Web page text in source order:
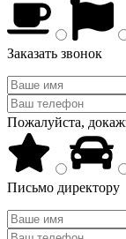
Заказать звонок
Пожалуйста,
Письмо директору